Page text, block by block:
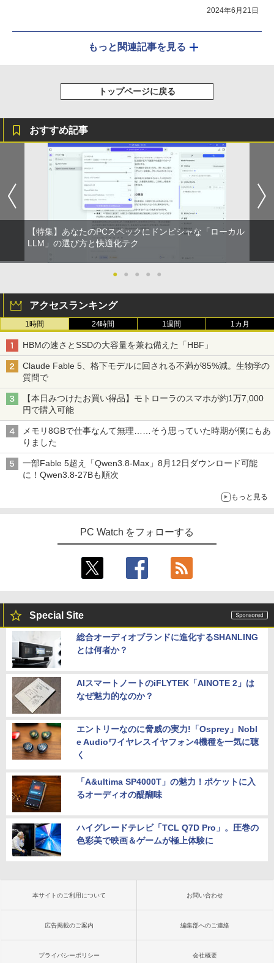
2024年6月21日
もっと関連記事を見る
トップページに戻る
おすすめ記事
【特集】あなたのPCスペックにドンピシャな「ローカル
LLM」の選び方と快適化テク
● ● ● ● ●
アクセスランキング
1時間 24時間 1週間 1カ月
HBMの速さとSSDの大容量を兼ね備えた「HBF」
Claude Fable 5、格下モデルに回される不満が85%減。生物学の
質問で
【本日みつけたお買い得品】モトローラのスマホが約1万7,000
円で購入可能
メモリ8GBで仕事なんて無理……そう思っていた時期が僕にもあ
りました
一部Fable 5超え「Qwen3.8-Max」8月12日ダウンロード可能
に！Qwen3.8-27Bも順次
もっと見る
PC Watch をフォローする
Special Site
総合オーディオブランドに進化するSHANLING
とは何者か？
AIスマートノートのiFLYTEK「AINOTE 2」は
なぜ魅力的なのか？
エントリーなのに脅威の実力!「Osprey」Nobl
e Audioワイヤレスイヤフォン4機種を一気に聴
く
「A&ultima SP4000T」の魅力！ポケットに入
るオーディオの醍醐味
ハイグレードテレビ「TCL Q7D Pro」。圧巻の
色彩美で映画＆ゲームが極上体験に
本サイトのご利用について お問い合わせ
広告掲載のご案内 編集部へのご連絡
プライバシーポリシー 会社概要